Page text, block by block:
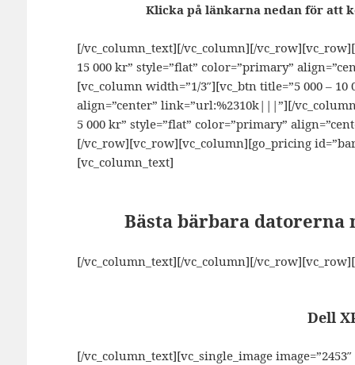
Klicka på länkarna nedan för att
[/vc_column_text][/vc_column][/
15 000 kr” style=”flat” color=”primary”
[vc_column width=”1/3″][vc_btn title=”5 000 –
align=”center” link=”url:%2310k|||”][/
5 000 kr” style=”flat” color=”primary”
[/vc_row][vc_row][vc_column][go_pricing
[vc_column_text]
Bästa bärbara datorerna
[/vc_column_text][/vc_column][/
Dell
[/vc_column_text][vc_single_image